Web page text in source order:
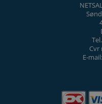
Cvr
E-